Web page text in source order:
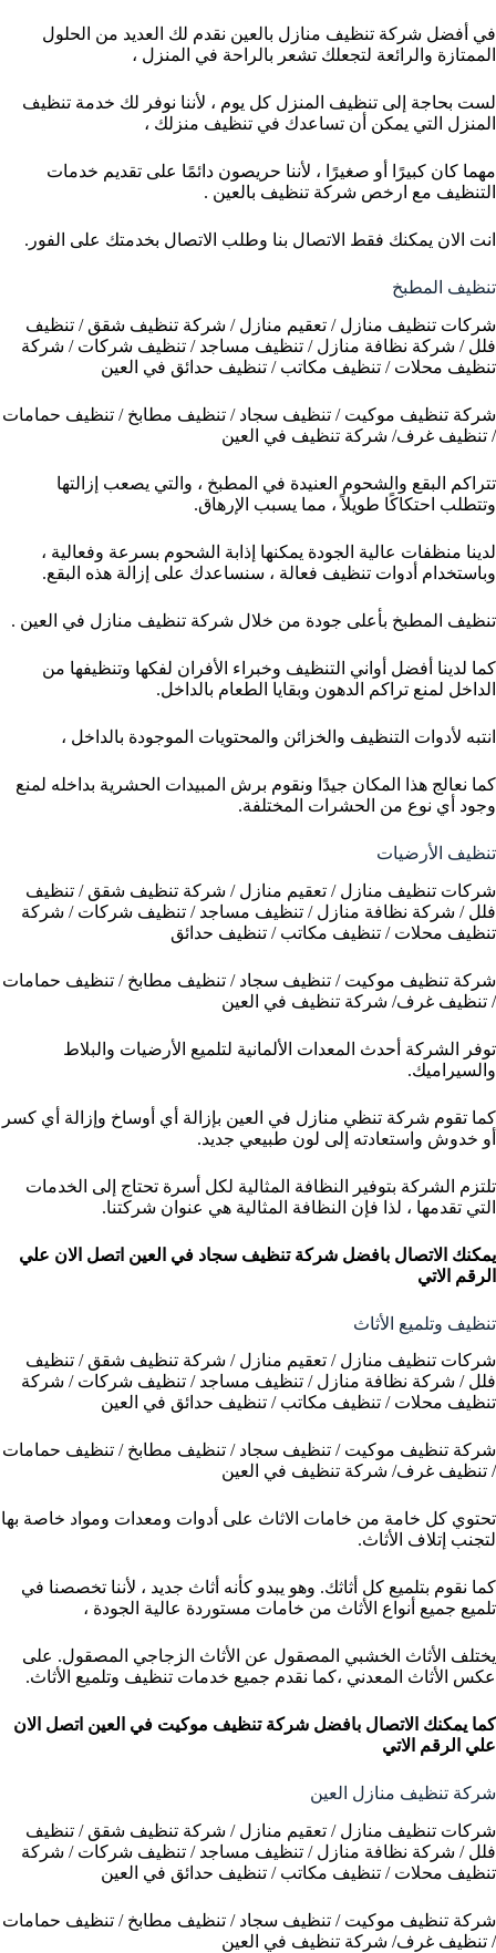
في أفضل شركة تنظيف منازل بالعين نقدم لك العديد من الحلول
الممتازة والرائعة لتجعلك تشعر بالراحة في المنزل ،
لست بحاجة إلى تنظيف المنزل كل يوم ، لأننا نوفر لك خدمة تنظيف
المنزل التي يمكن أن تساعدك في تنظيف منزلك ،
مهما كان كبيرًا أو صغيرًا ، لأننا حريصون دائمًا على تقديم خدمات
التنظيف مع ارخص شركة تنظيف بالعين .
انت الان يمكنك فقط الاتصال بنا وطلب الاتصال بخدمتك على الفور.
تنظيف المطبخ
شركات تنظيف منازل / تعقيم منازل / شركة تنظيف شقق / تنظيف
فلل / شركة نظافة منازل / تنظيف مساجد / تنظيف شركات / شركة
تنظيف محلات / تنظيف مكاتب / تنظيف حدائق في العين
شركة تنظيف موكيت / تنظيف سجاد / تنظيف مطابخ / تنظيف حمامات
/ تنظيف غرف/ شركة تنظيف في العين
تتراكم البقع والشحوم العنيدة في المطبخ ، والتي يصعب إزالتها
وتتطلب احتكاكًا طويلاً ، مما يسبب الإرهاق.
لدينا منظفات عالية الجودة يمكنها إذابة الشحوم بسرعة وفعالية ،
وباستخدام أدوات تنظيف فعالة ، سنساعدك على إزالة هذه البقع.
تنظيف المطبخ بأعلى جودة من خلال شركة تنظيف منازل في العين .
كما لدينا أفضل أواني التنظيف وخبراء الأفران لفكها وتنظيفها من
الداخل لمنع تراكم الدهون وبقايا الطعام بالداخل.
انتبه لأدوات التنظيف والخزائن والمحتويات الموجودة بالداخل ،
كما نعالج هذا المكان جيدًا ونقوم برش المبيدات الحشرية بداخله لمنع
وجود أي نوع من الحشرات المختلفة.
تنظيف الأرضيات
شركات تنظيف منازل / تعقيم منازل / شركة تنظيف شقق / تنظيف
فلل / شركة نظافة منازل / تنظيف مساجد / تنظيف شركات / شركة
تنظيف محلات / تنظيف مكاتب / تنظيف حدائق
شركة تنظيف موكيت / تنظيف سجاد / تنظيف مطابخ / تنظيف حمامات
/ تنظيف غرف/ شركة تنظيف في العين
توفر الشركة أحدث المعدات الألمانية لتلميع الأرضيات والبلاط
والسيراميك.
كما تقوم شركة تنظي منازل في العين بإزالة أي أوساخ وإزالة أي كسر
أو خدوش واستعادته إلى لون طبيعي جديد.
تلتزم الشركة بتوفير النظافة المثالية لكل أسرة تحتاج إلى الخدمات
التي تقدمها ، لذا فإن النظافة المثالية هي عنوان شركتنا.
يمكنك الاتصال بافضل شركة تنظيف سجاد في العين اتصل الان علي
الرقم الاتي
تنظيف وتلميع الأثاث
شركات تنظيف منازل / تعقيم منازل / شركة تنظيف شقق / تنظيف
فلل / شركة نظافة منازل / تنظيف مساجد / تنظيف شركات / شركة
تنظيف محلات / تنظيف مكاتب / تنظيف حدائق في العين
شركة تنظيف موكيت / تنظيف سجاد / تنظيف مطابخ / تنظيف حمامات
/ تنظيف غرف/ شركة تنظيف في العين
تحتوي كل خامة من خامات الاثاث على أدوات ومعدات ومواد خاصة بها
لتجنب إتلاف الأثاث.
كما نقوم بتلميع كل أثاثك. وهو يبدو كأنه أثاث جديد ، لأننا تخصصنا في
تلميع جميع أنواع الأثاث من خامات مستوردة عالية الجودة ،
يختلف الأثاث الخشبي المصقول عن الأثاث الزجاجي المصقول. على
عكس الأثاث المعدني ،كما نقدم جميع خدمات تنظيف وتلميع الأثاث.
كما يمكنك الاتصال بافضل شركة تنظيف موكيت في العين اتصل الان
علي الرقم الاتي
شركة تنظيف منازل العين
شركات تنظيف منازل / تعقيم منازل / شركة تنظيف شقق / تنظيف
فلل / شركة نظافة منازل / تنظيف مساجد / تنظيف شركات / شركة
تنظيف محلات / تنظيف مكاتب / تنظيف حدائق في العين
شركة تنظيف موكيت / تنظيف سجاد / تنظيف مطابخ / تنظيف حمامات
/ تنظيف غرف/ شركة تنظيف في العين